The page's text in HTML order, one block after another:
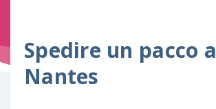
Spedire un pacco a
Nantes